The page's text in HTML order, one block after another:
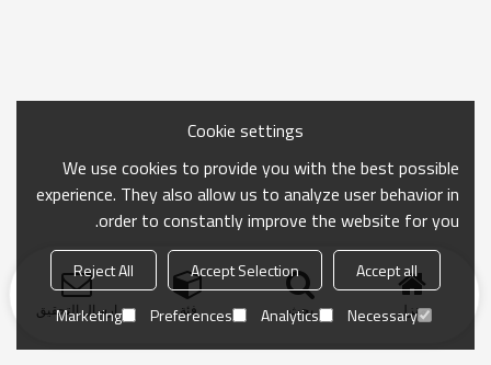
منزل بحث فئة ارسال التحقيق
Cookie settings
We use cookies to provide you with the best possible
experience. They also allow us to analyze user behavior in
order to constantly improve the website for you.
Accept all
Accept Selection
Reject All
Necessary
Analytics
Preferences
Marketing